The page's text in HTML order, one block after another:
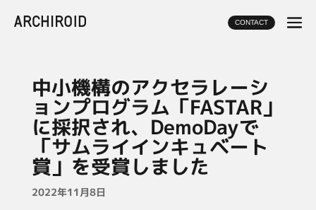
CONTACT
中小機構のアクセラレーシ
ョンプログラム「FASTAR」
に採択され、DemoDayで
「サムライインキュベート
賞」を受賞しました
2022年11月8日